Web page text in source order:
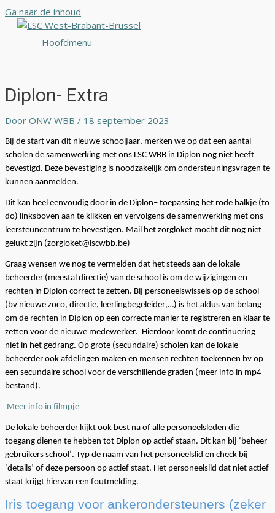
Ga naar de inhoud
Hoofdmenu
Diplon- Extra
Door ONW WBB / 18 september 2023
Bij de start van dit nieuwe schooljaar, merken we op dat een aantal
scholen de samenwerking met ons LSC WBB in Diplon nog niet heeft
bevestigd. Deze bevestiging is noodzakelijk om ondersteuningsvragen te
kunnen aanmelden.
Dit kan heel eenvoudig door in de Diplon– toepassing het rode balkje (to
do) linksboven aan te klikken en vervolgens de samenwerking met ons
leersteuncentrum te bevestigen. Mail het zorgloket mocht dit nog niet
gelukt zijn (zorgloket@lscwbb.be)
Graag wensen we nog te vermelden dat het steeds aan de lokale
beheerder (meestal directie) van de school is om de wijzigingen en
rechten in Diplon correct te zetten. Bij personeelswissels op de school
(bv nieuwe zoco, directie, leerlingbegeleider,…) is het aldus van belang
om de rechten in Diplon op een correcte manier te registreren en klaar te
zetten voor de nieuwe medewerker. Hierdoor komt de continuering
niet in het gedrang. Op grote (secundaire) scholen kan de lokale
beheerder ook afdelingen maken en mensen rechten toekennen bv op
een secundaire school voor de verschillende graden (meer info in mp4-
bestand).
Meer info in filmpje
De lokale beheerder kijkt ook best na of alle personeelsleden die
toegang dienen te hebben tot Diplon op actief staan. Dit kan bij ‘beheer
gebruikers school’. Typ de naam van het personeelslid en check bij
‘details’ of deze persoon op actief staat. Het personeelslid dat niet actief
staat krijgt hiervan een foutmelding.
Iris toegang voor ankerondersteuners (zeker